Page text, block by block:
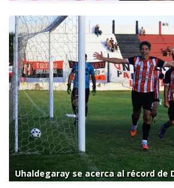
Uhaldegaray se acerca al récord de